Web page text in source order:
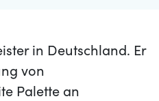
in Deutschland. Er
von
Palette an